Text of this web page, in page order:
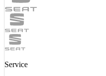
Service